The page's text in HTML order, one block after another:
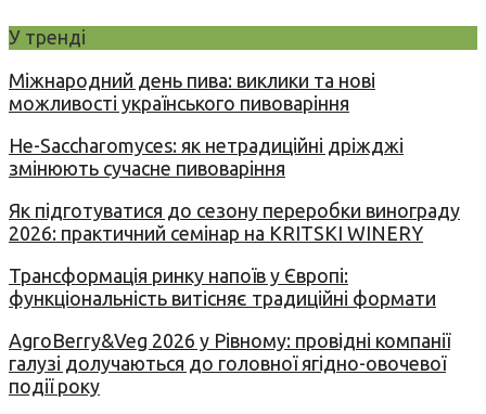
У тренді
Міжнародний день пива: виклики та нові
можливості українського пивоваріння
Не-Saccharomyces: як нетрадиційні дріжджі
змінюють сучасне пивоваріння
Як підготуватися до сезону переробки винограду
2026: практичний семінар на KRITSKI WINERY
Трансформація ринку напоїв у Європі:
функціональність витісняє традиційні формати
AgroBerry&Veg 2026 у Рівному: провідні компанії
галузі долучаються до головної ягідно-овочевої
події року